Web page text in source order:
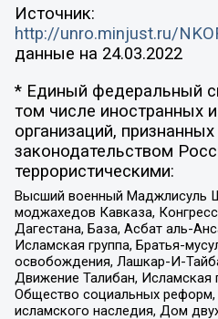
Источник:
http://unro.minjust.ru/
данные на 24.03.2022
* Единый федеральный
том числе иностранных
организаций,
законодательством
террористическими:
Высший военный Маджлисуль
моджахедов Кавказа,
Дагестана, База, Асбат аль-
Исламская группа, Братья-
освобождения, Лашкар-И-
Движение Талибан, Исламская
Общество социальных
исламского наследия, Дом